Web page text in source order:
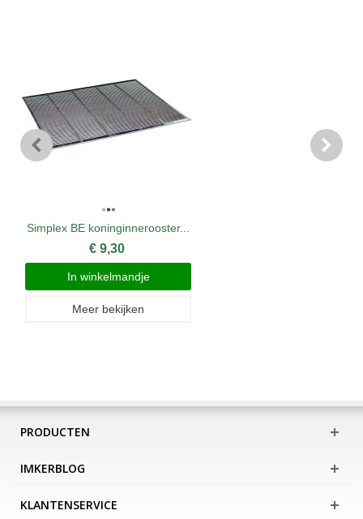
Simplex BE koninginnerooster...
€ 9,30
In winkelmandje
Meer bekijken
PRODUCTEN
IMKERBLOG
KLANTENSERVICE